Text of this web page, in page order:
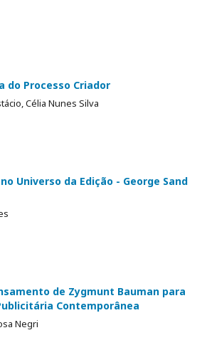
do Processo Criador
Célia Nunes Silva
Universo da Edição - George Sand
de Zygmunt Bauman para
Contemporânea
Negri